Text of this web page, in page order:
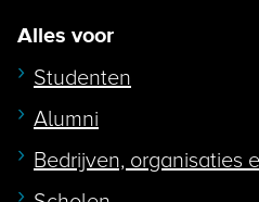
Alles voor
Studenten
Alumni
Bedrijven, organisaties